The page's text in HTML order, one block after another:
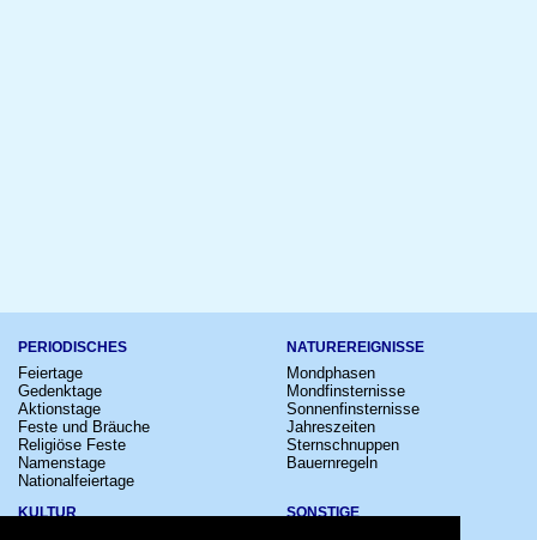
PERIODISCHES
Feiertage
Gedenktage
Aktionstage
Feste und Bräuche
Religiöse Feste
Namenstage
Nationalfeiertage
NATUREREIGNISSE
Mondphasen
Mondfinsternisse
Sonnenfinsternisse
Jahreszeiten
Sternschnuppen
Bauernregeln
KULTUR SONSTIGE